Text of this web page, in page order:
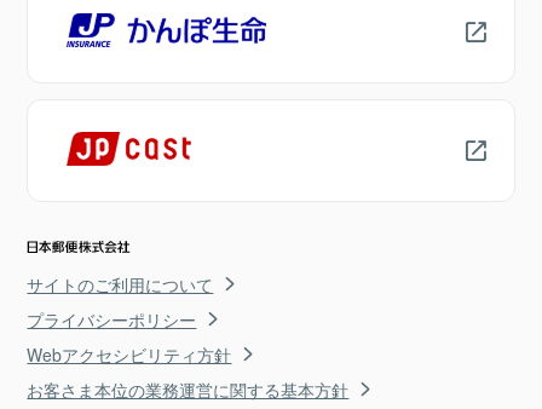
サイトのご利用について
プライバシーポリシー
Webアクセシビリティ方針
お客さま本位の業務運営に関する基本方針